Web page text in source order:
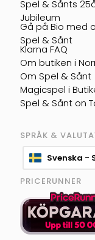
Spel & Sånts
Jubileum
Gå på Bio med
Spel & Sånt
Klarna FAQ
Om butiken i
Om Spel & Sånt
Magicspel i
Spel & Sånt on
SPRÅK &
Svenska -
PRICERUNNER